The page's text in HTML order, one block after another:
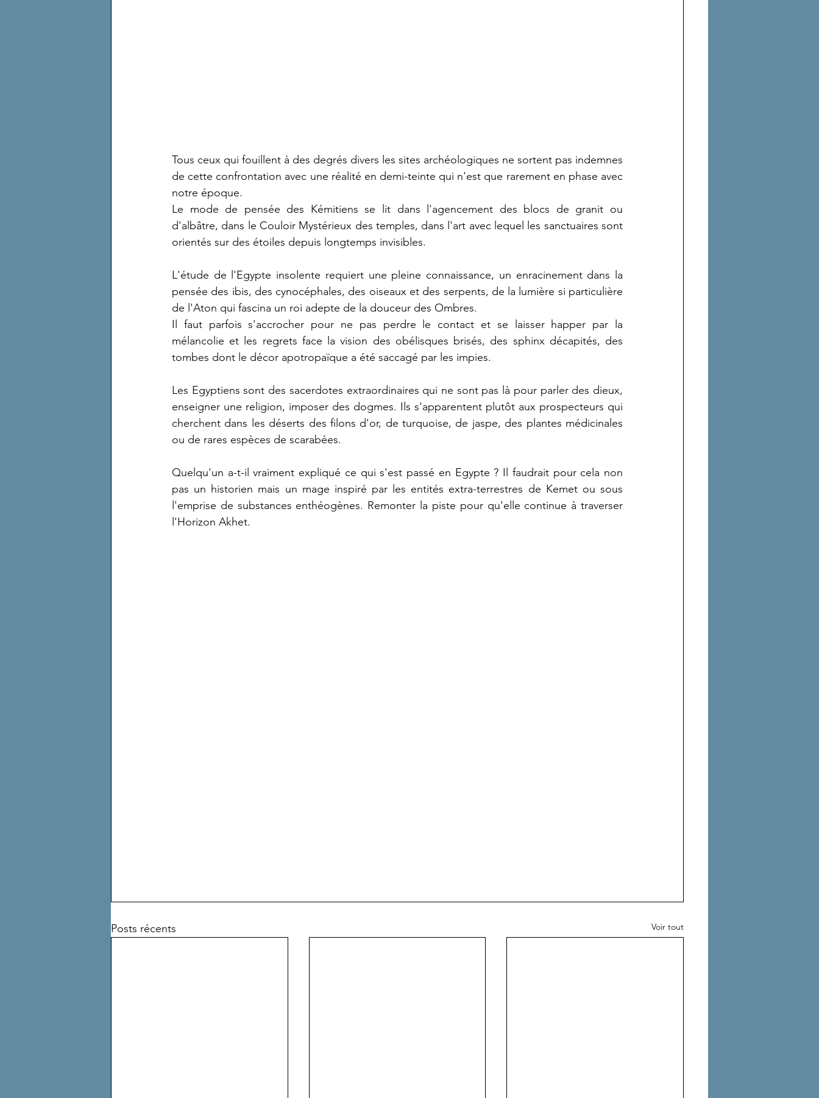
Tous ceux qui fouillent à des degrés divers les sites archéologiques ne sortent pas indemnes
de cette confrontation avec une réalité en demi-teinte qui n'est que rarement en phase avec
notre époque.
Le mode de pensée des Kémitiens se lit dans l'agencement des blocs de granit ou
d'albâtre, dans le Couloir Mystérieux des temples, dans l'art avec lequel les sanctuaires sont
orientés sur des étoiles depuis longtemps invisibles.
L'étude de l'Egypte insolente requiert une pleine connaissance, un enracinement dans la
pensée des ibis, des cynocéphales, des oiseaux et des serpents, de la lumière si particulière
de l'Aton qui fascina un roi adepte de la douceur des Ombres.
Il faut parfois s'accrocher pour ne pas perdre le contact et se laisser happer par la
mélancolie et les regrets face la vision des obélisques brisés, des sphinx décapités, des
tombes dont le décor apotropaïque a été saccagé par les impies.
Les Egyptiens sont des sacerdotes extraordinaires qui ne sont pas là pour parler des dieux,
enseigner une religion, imposer des dogmes. Ils s'apparentent plutôt aux prospecteurs qui
cherchent dans les déserts des filons d'or, de turquoise, de jaspe, des plantes médicinales
ou de rares espèces de scarabées.
Quelqu'un a-t-il vraiment expliqué ce qui s'est passé en Egypte ? Il faudrait pour cela non
pas un historien mais un mage inspiré par les entités extra-terrestres de Kemet ou sous
l'emprise de substances enthéogènes. Remonter la piste pour qu'elle continue à traverser
l'Horizon Akhet.
Posts récents Voir tout